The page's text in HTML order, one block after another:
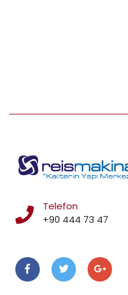
Telefon
+90 444 73 47